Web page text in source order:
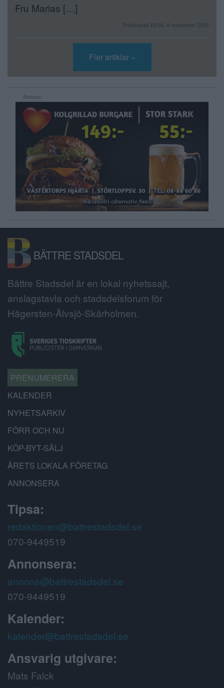
Fru Marias […]
Publicerad 18:06, 4 november 2025
Fler artiklar »
Annons:
BÄTTRE STADSDEL
Bättre Stadsdel är en lokal nyhetssajt,
anslagstavla och stadsdelsforum för
Hägersten-Älvsjö-Skärholmen.
PRENUMERERA
KALENDER
NYHETSARKIV
FÖRR OCH NU
KÖP-BYT-SÄLJ
ÅRETS LOKALA FÖRETAG
ANNONSERA
Tipsa:
redaktionen@battrestadsdel.se
070-9449519
Annonsera:
annons@battrestadsdel.se
070-9449519
Kalender:
kalender@battrestadsdel.se
Ansvarig utgivare:
Mats Falck